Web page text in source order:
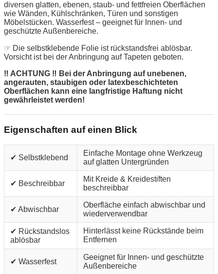
diversen glatten, ebenen, staub- und fettfreien Oberflächen
wie Wänden, Kühlschränken, Türen und sonstigen
Möbelstücken. Wasserfest – geeignet für Innen- und
geschützte Außenbereiche.
☞ Die selbstklebende Folie ist rückstandsfrei ablösbar.
Vorsicht ist bei der Anbringung auf Tapeten geboten.
‼ ACHTUNG ‼ Bei der Anbringung auf unebenen,
angerauten, staubigen oder latexbeschichteten
Oberflächen kann eine langfristige Haftung nicht
gewährleistet werden!
Eigenschaften auf einen Blick
✔ Selbstklebend
Einfache Montage ohne Werkzeug
auf glatten Untergründen
✔ Beschreibbar
Mit Kreide & Kreidestiften
beschreibbar
✔ Abwischbar
Oberfläche einfach abwischbar und
wiederverwendbar
✔ Rückstandslos
ablösbar
Hinterlässt keine Rückstände beim
Entfernen
✔ Wasserfest
Geeignet für Innen- und geschützte
Außenbereiche